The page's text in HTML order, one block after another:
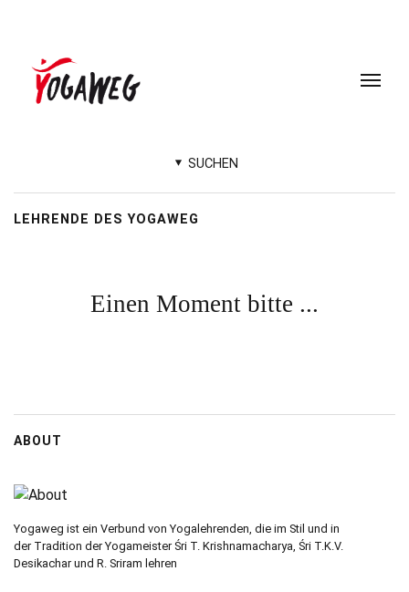
SUCHEN
LEHRENDE DES YOGAWEG
Einen Moment bitte ...
ABOUT
Yogaweg ist ein Verbund von Yogalehrenden, die im Stil und in
der Tradition der Yogameister Śri T. Krishnamacharya, Śri T.K.V.
Desikachar und R. Sriram lehren